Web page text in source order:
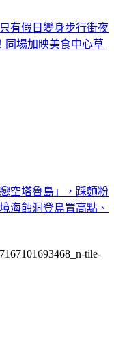
有假日變身步行街夜
同場加映美食中心草
空塔魯島」，踩麵粉
海蝕洞登島置高點、